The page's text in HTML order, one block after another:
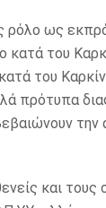
ρόλο ως
του
του
πρότυπα
και